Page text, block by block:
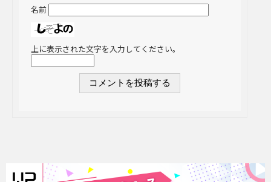
名前
上に表示された文字を入力してください。